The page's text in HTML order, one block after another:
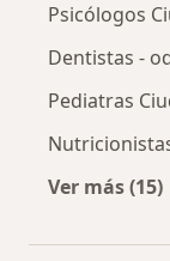
Psicólogos
Dentistas -
Pediatras
Ver más (15)